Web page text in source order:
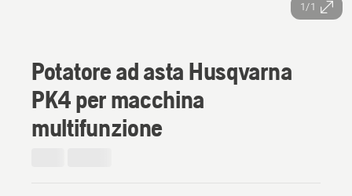
1/1
Potatore ad asta Husqvarna
PK4 per macchina
multifunzione